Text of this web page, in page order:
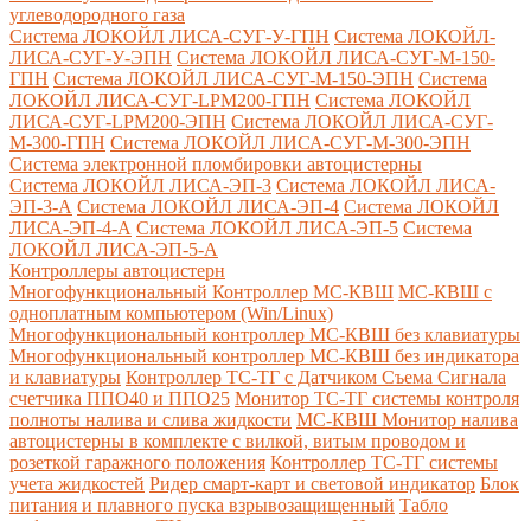
углеводородного газа
Система ЛОКОЙЛ ЛИСА-СУГ-У-ГПН Система ЛОКОЙЛ-
ЛИСА-СУГ-У-ЭПН Система ЛОКОЙЛ ЛИСА-СУГ-М-150-
ГПН Система ЛОКОЙЛ ЛИСА-СУГ-М-150-ЭПН Система
ЛОКОЙЛ ЛИСА-СУГ-LPM200-ГПН Система ЛОКОЙЛ
ЛИСА-СУГ-LPM200-ЭПН Система ЛОКОЙЛ ЛИСА-СУГ-
М-300-ГПН Система ЛОКОЙЛ ЛИСА-СУГ-М-300-ЭПН
Система электронной пломбировки автоцистерны
Система ЛОКОЙЛ ЛИСА-ЭП-3 Система ЛОКОЙЛ ЛИСА-
ЭП-3-А Система ЛОКОЙЛ ЛИСА-ЭП-4 Система ЛОКОЙЛ
ЛИСА-ЭП-4-А Система ЛОКОЙЛ ЛИСА-ЭП-5 Система
ЛОКОЙЛ ЛИСА-ЭП-5-А
Контроллеры автоцистерн
Многофункциональный Контроллер МС-КВШ МС-КВШ с
одноплатным компьютером (Win/Linux)
Многофункциональный контроллер МС-КВШ без клавиатуры
Многофункциональный контроллер МС-КВШ без индикатора
и клавиатуры Контроллер ТС-ТГ с Датчиком Съема Сигнала
счетчика ППО40 и ППО25 Монитор ТС-ТГ системы контроля
полноты налива и слива жидкости МС-КВШ Монитор налива
автоцистерны в комплекте с вилкой, витым проводом и
розеткой гаражного положения Контроллер ТС-ТГ системы
учета жидкостей Ридер смарт-карт и световой индикатор Блок
питания и плавного пуска взрывозащищенный Табло